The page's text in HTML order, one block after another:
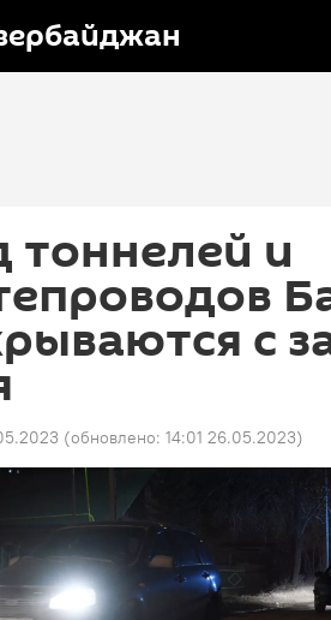
тоннелей и
с
(обновлено: 14:01 26.05.2023)